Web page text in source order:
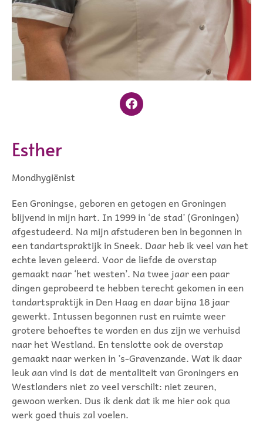
Esther
Mondhygiënist
Een Groningse, geboren en getogen en Groningen
blijvend in mijn hart. In 1999 in ‘de stad’ (Groningen)
afgestudeerd. Na mijn afstuderen ben in begonnen in
een tandartspraktijk in Sneek. Daar heb ik veel van het
echte leven geleerd. Voor de liefde de overstap
gemaakt naar ‘het westen’. Na twee jaar een paar
dingen geprobeerd te hebben terecht gekomen in een
tandartspraktijk in Den Haag en daar bijna 18 jaar
gewerkt. Intussen begonnen rust en ruimte weer
grotere behoeftes te worden en dus zijn we verhuisd
naar het Westland. En tenslotte ook de overstap
gemaakt naar werken in ’s-Gravenzande. Wat ik daar
leuk aan vind is dat de mentaliteit van Groningers en
Westlanders niet zo veel verschilt: niet zeuren,
gewoon werken. Dus ik denk dat ik me hier ook qua
werk goed thuis zal voelen.